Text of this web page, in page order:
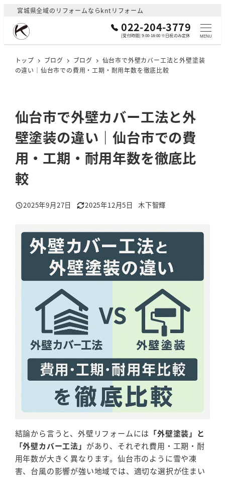
コ
宮城県全域のリフォームならkntリフォーム
022-204-3779
[受付時間] 9:00-18:00 ※日祝のみ定休 MENU
トップ ブログ ブログ
仙台市で外壁カバー工法と外壁塗装
の違い｜仙台市での費用・工期・耐用年数を徹底比較
仙台市で外壁カバー工法と外
壁塗装の違い｜仙台市での費
用・工期・耐用年数を徹底比
較
投稿日
2025年9月27日 更新日
2025年12月5日
著
木下智輝
結論から言うと、外壁リフォームには 「外壁塗装」と
「外壁カバー工法」 があり、それぞれ費用・工期・耐
用年数が大きく異なります。仙台市のように雪や凍
害、台風の影響が強い地域では、適切な選択が住まい